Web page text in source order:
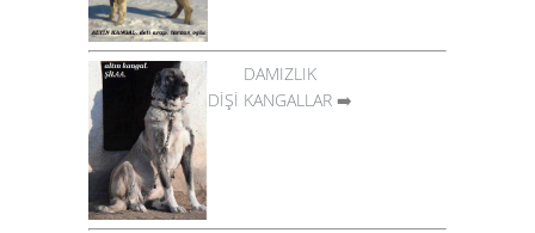
DAMIZLIK
DİŞİ KANGALLAR ➡️